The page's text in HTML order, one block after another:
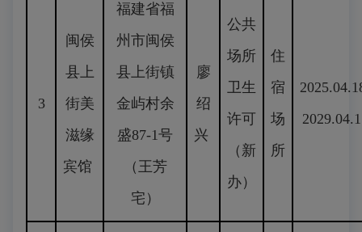
3
闽侯
县上
街美
滋缘
宾馆
福建省福
州市闽侯
县上街镇
金屿村余
盛87-1号
（王芳
宅）
廖
绍
兴
公共
场所
卫生
许可
（新
办）
住
宿
场
所